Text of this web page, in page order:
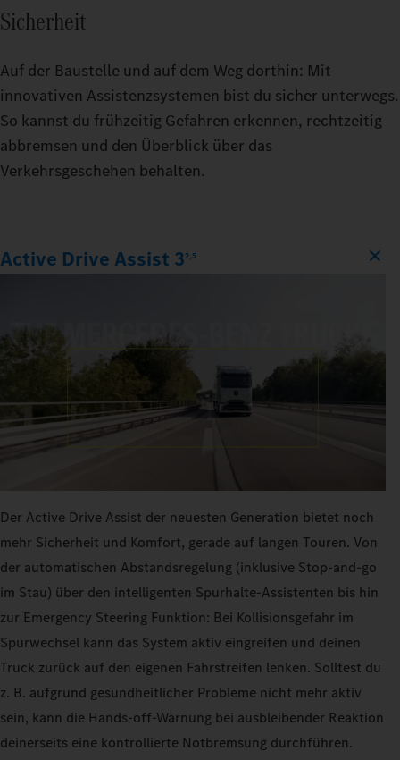
Sicherheit
Auf der Baustelle und auf dem Weg dorthin: Mit
innovativen Assistenzsystemen bist du sicher unterwegs.
So kannst du frühzeitig Gefahren erkennen, rechtzeitig
abbremsen und den Überblick über das
Verkehrsgeschehen behalten.
Active Drive Assist 32,5
Der Active Drive Assist der neuesten Generation bietet noch
mehr Sicherheit und Komfort, gerade auf langen Touren. Von
der automatischen Abstandsregelung (inklusive Stop-and-go
im Stau) über den intelligenten Spurhalte-Assistenten bis hin
zur Emergency Steering Funktion: Bei Kollisionsgefahr im
Spurwechsel kann das System aktiv eingreifen und deinen
Truck zurück auf den eigenen Fahrstreifen lenken. Solltest du
z. B. aufgrund gesundheitlicher Probleme nicht mehr aktiv
sein, kann die Hands-off-Warnung bei ausbleibender Reaktion
deinerseits eine kontrollierte Notbremsung durchführen.